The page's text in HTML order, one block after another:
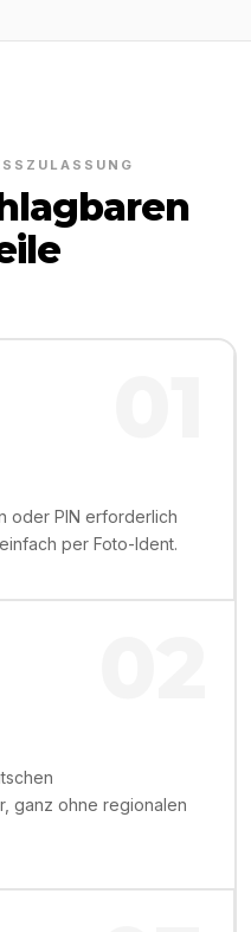
oder PIN erforderlich
per Foto-Ident.
ganz ohne regionalen